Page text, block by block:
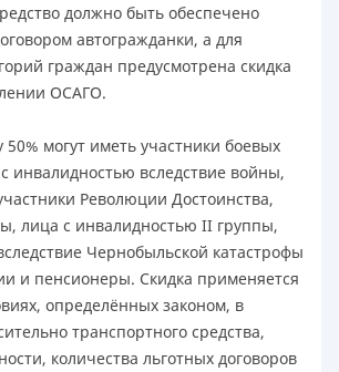
должно быть обеспечено
автогражданки, а для
граждан предусмотрена скидка
ОСАГО.
50% могут иметь участники боевых
инвалидностью вследствие войны,
Революции Достоинства,
лица с инвалидностью II группы,
Чернобыльской катастрофы
и пенсионеры. Скидка применяется
определённых законом, в
транспортного средства,
количества льготных договоров